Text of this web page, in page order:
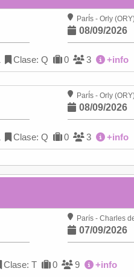
ParÍs - Orly
08/09/2026
Clase: Q 0 3 +info
ParÍs - Orly
08/09/2026
Clase: Q 0 3 +info
París - Charles
07/09/2026
Clase: T 0 9 +info